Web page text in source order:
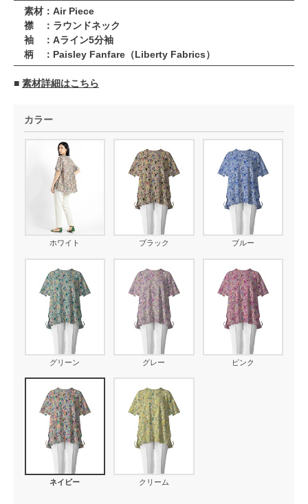
素材：Air Piece
襟 ：ラウンドネック
袖 ：Aライン5分袖
柄 ：Paisley Fanfare（Liberty Fabrics）
■ 素材詳細はこちら
カラー
ホワイト ブラック ブルー
グリーン グレー ピンク
ネイビー クリーム